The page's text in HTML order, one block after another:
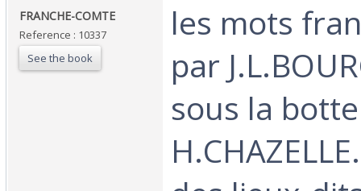
‎FRANCHE-COMTE‎
Reference : 10337
See the book
‎les mots
par
sous la